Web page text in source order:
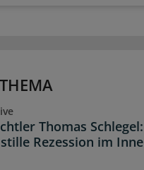
Thomas
Rezession im